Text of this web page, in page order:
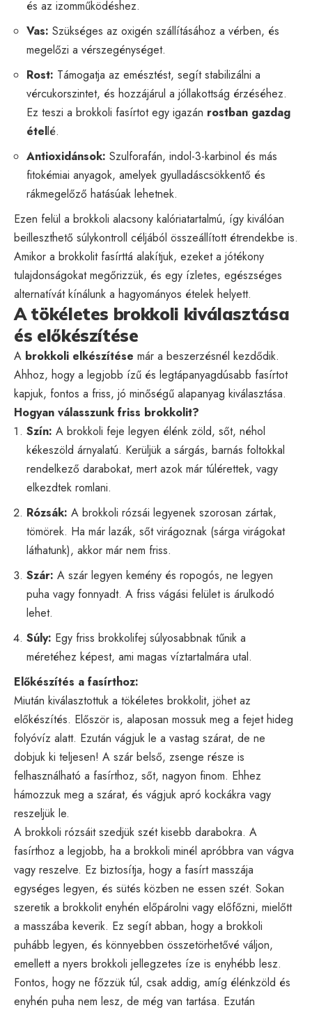
és az izomműködéshez.
Vas: Szükséges az oxigén szállításához a vérben, és
megelőzi a vérszegénységet.
Rost: Támogatja az emésztést, segít stabilizálni a
vércukorszintet, és hozzájárul a jóllakottság érzéséhez.
Ez teszi a brokkoli fasírtot egy igazán rostban gazdag
étellé.
Antioxidánsok: Szulforafán, indol-3-karbinol és más
fitokémiai anyagok, amelyek gyulladáscsökkentő és
rákmegelőző hatásúak lehetnek.
Ezen felül a brokkoli alacsony kalóriatartalmú, így kiválóan
beilleszthető súlykontroll céljából összeállított étrendekbe is.
Amikor a brokkolit fasírttá alakítjuk, ezeket a jótékony
tulajdonságokat megőrizzük, és egy ízletes, egészséges
alternatívát kínálunk a hagyományos ételek helyett.
A tökéletes brokkoli kiválasztása
és előkészítése
A brokkoli elkészítése már a beszerzésnél kezdődik.
Ahhoz, hogy a legjobb ízű és legtápanyagdúsabb fasírtot
kapjuk, fontos a friss, jó minőségű alapanyag kiválasztása.
Hogyan válasszunk friss brokkolit?
Szín: A brokkoli feje legyen élénk zöld, sőt, néhol
kékeszöld árnyalatú. Kerüljük a sárgás, barnás foltokkal
rendelkező darabokat, mert azok már túlérettek, vagy
elkezdtek romlani.
Rózsák: A brokkoli rózsái legyenek szorosan zártak,
tömörek. Ha már lazák, sőt virágoznak (sárga virágokat
láthatunk), akkor már nem friss.
Szár: A szár legyen kemény és ropogós, ne legyen
puha vagy fonnyadt. A friss vágási felület is árulkodó
lehet.
Súly: Egy friss brokkolifej súlyosabbnak tűnik a
méretéhez képest, ami magas víztartalmára utal.
Előkészítés a fasírthoz:
Miután kiválasztottuk a tökéletes brokkolit, jöhet az
előkészítés. Először is, alaposan mossuk meg a fejet hideg
folyóvíz alatt. Ezután vágjuk le a vastag szárat, de ne
dobjuk ki teljesen! A szár belső, zsenge része is
felhasználható a fasírthoz, sőt, nagyon finom. Ehhez
hámozzuk meg a szárat, és vágjuk apró kockákra vagy
reszeljük le.
A brokkoli rózsáit szedjük szét kisebb darabokra. A
fasírthoz a legjobb, ha a brokkoli minél apróbbra van vágva
vagy reszelve. Ez biztosítja, hogy a fasírt masszája
egységes legyen, és sütés közben ne essen szét. Sokan
szeretik a brokkolit enyhén előpárolni vagy előfőzni, mielőtt
a masszába keverik. Ez segít abban, hogy a brokkoli
puhább legyen, és könnyebben összetörhetővé váljon,
emellett a nyers brokkoli jellegzetes íze is enyhébb lesz.
Fontos, hogy ne főzzük túl, csak addig, amíg élénkzöld és
enyhén puha nem lesz, de még van tartása. Ezután